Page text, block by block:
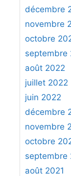
décembre
novembre
octobre
septembre
août 2022
juillet 2022
juin 2022
décembre
novembre
octobre
septembre
août 2021